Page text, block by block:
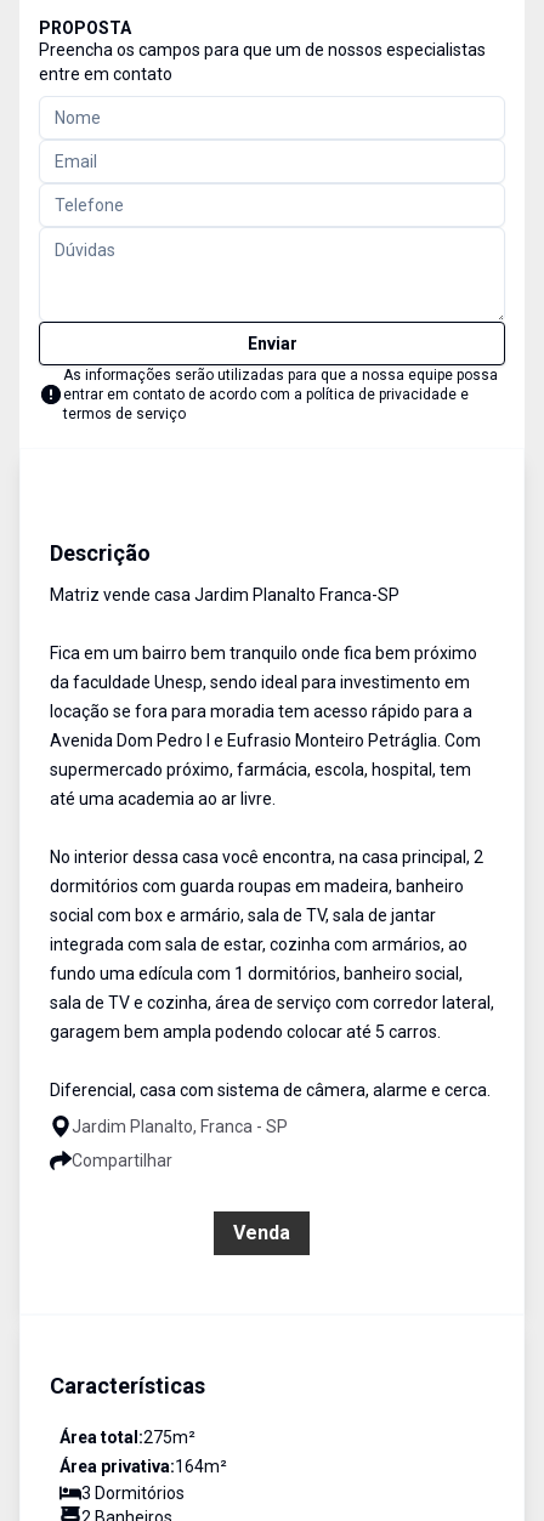
PROPOSTA
Preencha os campos para que um de nossos especialistas
entre em contato
Enviar
As informações serão utilizadas para que a nossa equipe possa
entrar em contato de acordo com a política de privacidade e
termos de serviço
Descrição
Matriz vende casa Jardim Planalto Franca-SP
Fica em um bairro bem tranquilo onde fica bem próximo
da faculdade Unesp, sendo ideal para investimento em
locação se fora para moradia tem acesso rápido para a
Avenida Dom Pedro I e Eufrasio Monteiro Petráglia. Com
supermercado próximo, farmácia, escola, hospital, tem
até uma academia ao ar livre.
No interior dessa casa você encontra, na casa principal, 2
dormitórios com guarda roupas em madeira, banheiro
social com box e armário, sala de TV, sala de jantar
integrada com sala de estar, cozinha com armários, ao
fundo uma edícula com 1 dormitórios, banheiro social,
sala de TV e cozinha, área de serviço com corredor lateral,
garagem bem ampla podendo colocar até 5 carros.
Diferencial, casa com sistema de câmera, alarme e cerca.
Jardim Planalto, Franca - SP
Compartilhar
Venda
Características
Área total:275m²
Área privativa:164m²
3 Dormitórios